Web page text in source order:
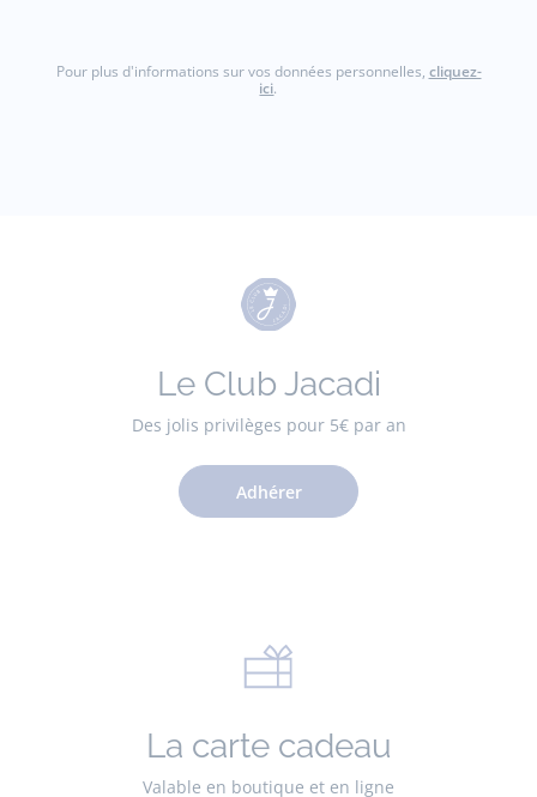
Pour plus d'informations sur vos données personnelles, cliquez-
ici.
Le Club Jacadi
Des jolis privilèges pour 5€ par an
Adhérer
La carte cadeau
Valable en boutique et en ligne